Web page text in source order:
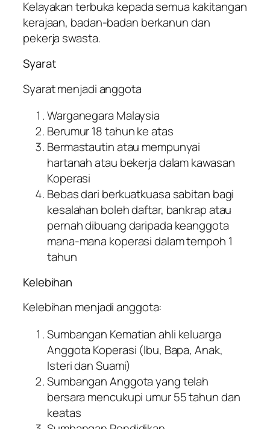
Kelayakan terbuka kepada semua kakitangan
kerajaan, badan-badan berkanun dan
pekerja swasta.
Syarat
Syarat menjadi anggota
Warganegara Malaysia
Berumur 18 tahun ke atas
Bermastautin atau mempunyai
hartanah atau bekerja dalam kawasan
Koperasi
Bebas dari berkuatkuasa sabitan bagi
kesalahan boleh daftar, bankrap atau
pernah dibuang daripada keanggota
mana-mana koperasi dalam tempoh 1
tahun
Kelebihan
Kelebihan menjadi anggota:
Sumbangan Kematian ahli keluarga
Anggota Koperasi (Ibu, Bapa, Anak,
Isteri dan Suami)
Sumbangan Anggota yang telah
bersara mencukupi umur 55 tahun dan
keatas